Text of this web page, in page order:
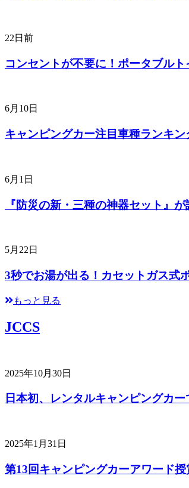
22日前
コンセントが不要に！ポータブル
6月10日
キャンピングカー注目車種ランキ
6月1日
『防災の新・三種の神器セット』
5月22日
3秒でお湯が出る！カセットガス式
もっと見る
JCCS
2025年10月30日
日本初、レンタルキャンピングカ
2025年1月31日
第13回キャンピングカーアワード授